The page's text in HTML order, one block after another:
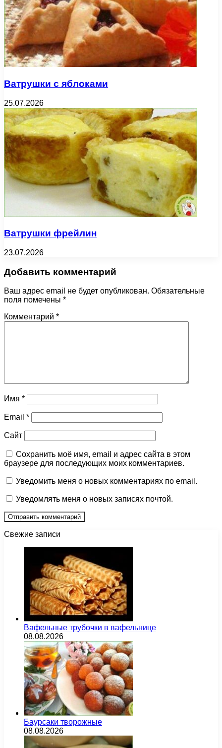
Ватрушки с яблоками
25.07.2026
Ватрушки фрейлин
23.07.2026
Добавить комментарий
Ваш адрес email не будет опубликован. Обязательные
поля помечены *
Комментарий *
Имя *
Email *
Сайт
Сохранить моё имя, email и адрес сайта в этом
браузере для последующих моих комментариев.
Уведомить меня о новых комментариях по email.
Уведомлять меня о новых записях почтой.
Свежие записи
Вафельные трубочки в вафельнице
08.08.2026
Баурсаки творожные
08.08.2026